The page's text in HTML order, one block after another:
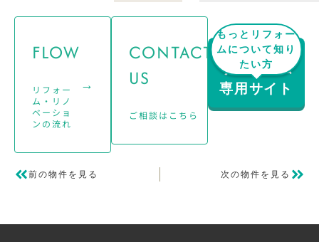
FLOW
リフォー
ム・リノ
ベーショ
ンの流れ
→
CONTACT
US
ご相談はこちら
→
もっとリフォー
ムについて知り
たい方
リフォーム
専用サイト
前の物件を見る 次の物件を見る